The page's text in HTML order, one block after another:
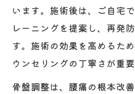
います。施術後は、ご自宅
レーニングを提案し、再発
す。施術の効果を高めるた
ウンセリングの丁寧さが重要
骨盤調整は、腰痛の根本改